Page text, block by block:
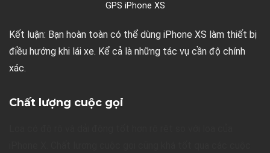
GPS iPhone XS
Kết luận: Bạn hoàn toàn có thể dùng iPhone XS làm thiết bị
điều hướng khi lái xe. Kể cả là những tác vụ cần độ chính
xác.
Chất lượng cuộc gọi